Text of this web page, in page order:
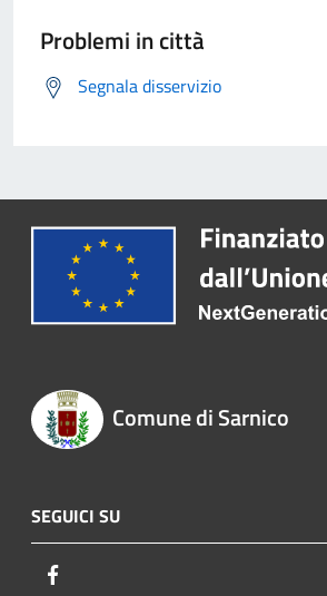
Problemi in città
Segnala disservizio
Comune di Sarnico
SEGUICI SU